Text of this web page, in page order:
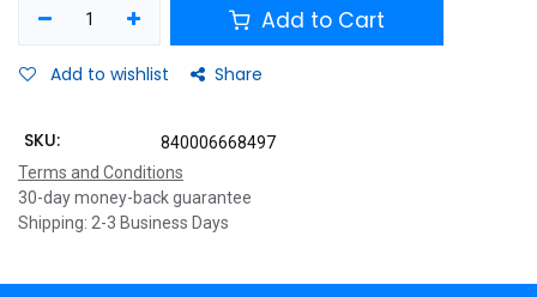
Add to Cart
Add to wishlist Share
SKU:
840006668497
Terms and Conditions
30-day money-back guarantee
Shipping: 2-3 Business Days